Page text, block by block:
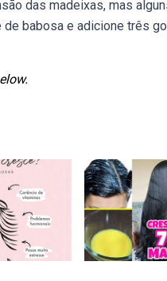
das madeixas, mas
de babosa e adicione três